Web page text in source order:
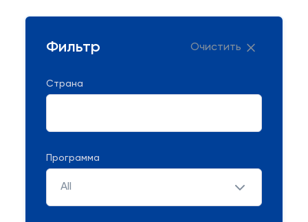
Фильтр Очистить
Страна
Программа
All